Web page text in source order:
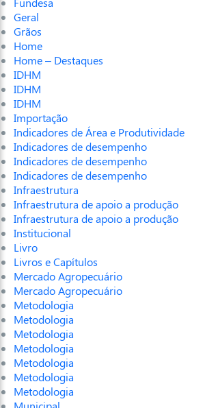
Geral
Grãos
Home
Home – Destaques
IDHM
IDHM
IDHM
Importação
Indicadores de Área e Produtividade
Indicadores de desempenho
Indicadores de desempenho
Indicadores de desempenho
Infraestrutura
Infraestrutura de apoio a produção
Infraestrutura de apoio a produção
Institucional
Livro
Livros e Capítulos
Mercado Agropecuário
Mercado Agropecuário
Metodologia
Metodologia
Metodologia
Metodologia
Metodologia
Metodologia
Metodologia